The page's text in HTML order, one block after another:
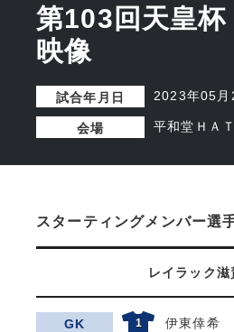
第103回天皇
映像
試合年月日 2023年05月
会場 平和堂ＨＡ
スターティングメンバー選
レイラック滋
GK 1 伊東倖希